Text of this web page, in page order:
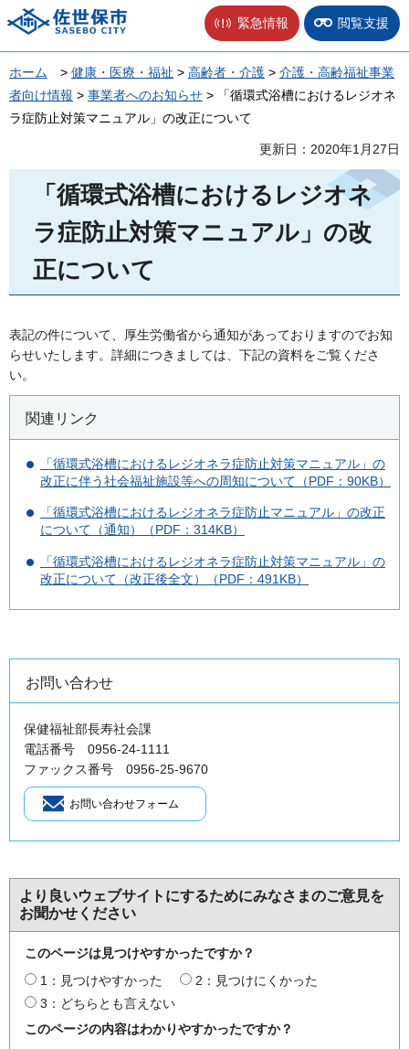
佐世保市 緊急情報 閲覧支援
ホーム > 健康・医療・福祉 > 高齢者・介護 > 介護・高齢福祉事業
者向け情報 > 事業者へのお知らせ > 「循環式浴槽におけるレジオネ
ラ症防止対策マニュアル」の改正について
更新日：2020年1月27日
「循環式浴槽におけるレジオネ
ラ症防止対策マニュアル」の改
正について
表記の件について、厚生労働省から通知があっておりますのでお知
らせいたします。詳細につきましては、下記の資料をご覧くださ
い。
関連リンク
「循環式浴槽におけるレジオネラ症防止対策マニュアル」の
改正に伴う社会福祉施設等への周知について（PDF：90KB）
「循環式浴槽におけるレジオネラ症防止マニュアル」の改正
について（通知）（PDF：314KB）
「循環式浴槽におけるレジオネラ症防止対策マニュアル」の
改正について（改正後全文）（PDF：491KB）
お問い合わせ
保健福祉部長寿社会課
電話番号 0956-24-1111
ファックス番号 0956-25-9670
より良いウェブサイトにするためにみなさまのご意見を
お聞かせください
このページは見つけやすかったですか？
1：見つけやすかった
2：見つけにくかった
3：どちらとも言えない
このページの内容はわかりやすかったですか？